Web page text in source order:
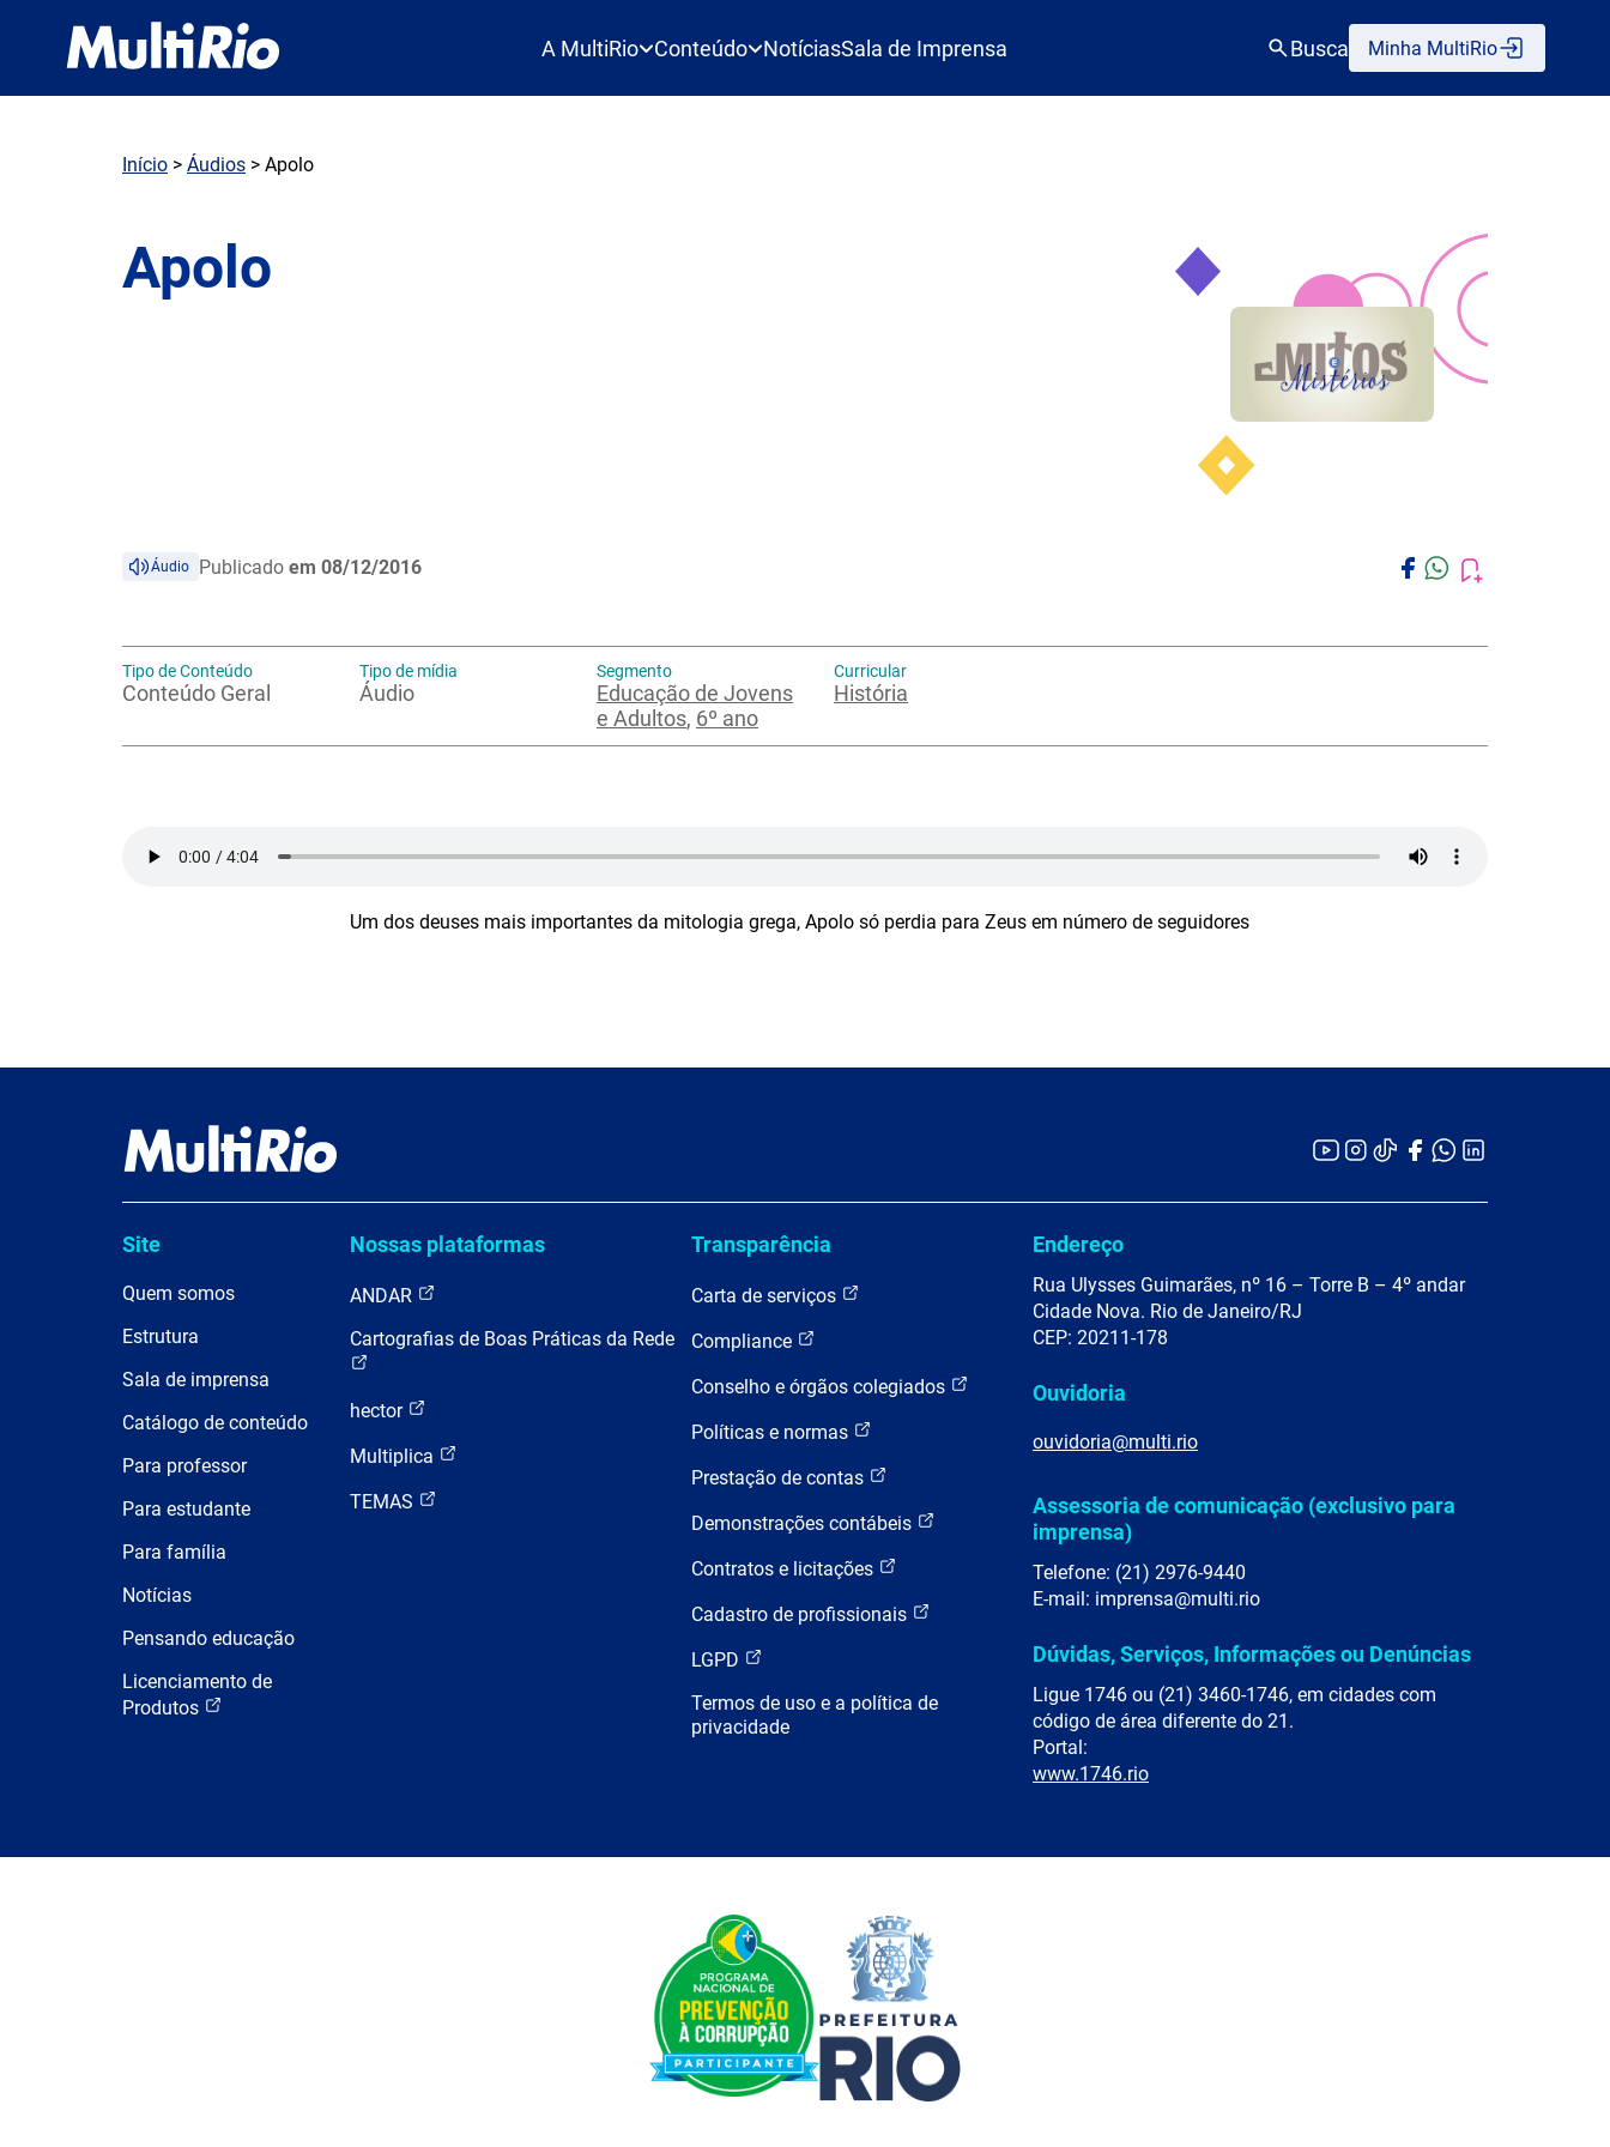
A MultiRio Conteúdo NotíciasSala de Imprensa Busca Minha MultiRio
Início > Áudios > Apolo
Apolo
Áudio Publicado em 08/12/2016
Tipo de Conteúdo
Conteúdo Geral
Tipo de mídia
Áudio
Segmento
Educação de Jovens
e Adultos, 6º ano
Curricular
História
Um dos deuses mais importantes da mitologia grega, Apolo só perdia para Zeus em número de seguidores
Site
Quem somos
Estrutura
Sala de imprensa
Catálogo de conteúdo
Para professor
Para estudante
Para família
Notícias
Pensando educação
Licenciamento de
Produtos
Nossas plataformas
ANDAR
Cartografias de Boas Práticas da Rede
hector
Multiplica
TEMAS
Transparência
Carta de serviços
Compliance
Conselho e órgãos colegiados
Políticas e normas
Prestação de contas
Demonstrações contábeis
Contratos e licitações
Cadastro de profissionais
LGPD
Termos de uso e a política de
privacidade
Endereço
Rua Ulysses Guimarães, nº 16 – Torre B – 4º andar
Cidade Nova. Rio de Janeiro/RJ
CEP: 20211-178
Ouvidoria
ouvidoria@multi.rio
Assessoria de comunicação (exclusivo para
imprensa)
Telefone: (21) 2976-9440
E-mail: imprensa@multi.rio
Dúvidas, Serviços, Informações ou Denúncias
Ligue 1746 ou (21) 3460-1746, em cidades com
código de área diferente do 21.
Portal:
www.1746.rio